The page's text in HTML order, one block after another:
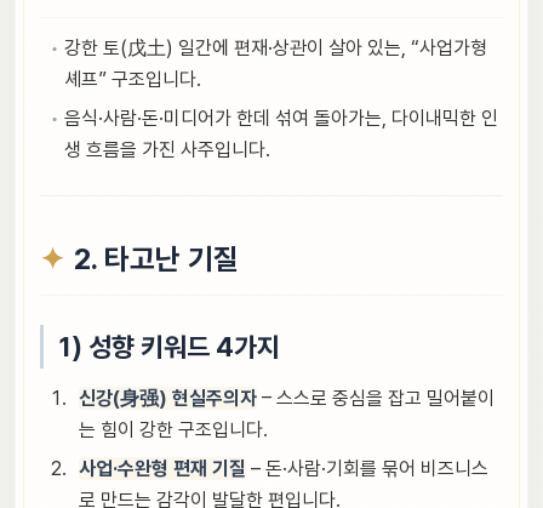
강한 토(戊土) 일간에 편재·상관이 살아 있는, “사업가형
셰프” 구조입니다.
음식·사람·돈·미디어가 한데 섞여 돌아가는, 다이내믹한 인
생 흐름을 가진 사주입니다.
2. 타고난 기질
1) 성향 키워드 4가지
신강(身强) 현실주의자 – 스스로 중심을 잡고 밀어붙이
는 힘이 강한 구조입니다.
사업·수완형 편재 기질 – 돈·사람·기회를 묶어 비즈니스
로 만드는 감각이 발달한 편입니다.